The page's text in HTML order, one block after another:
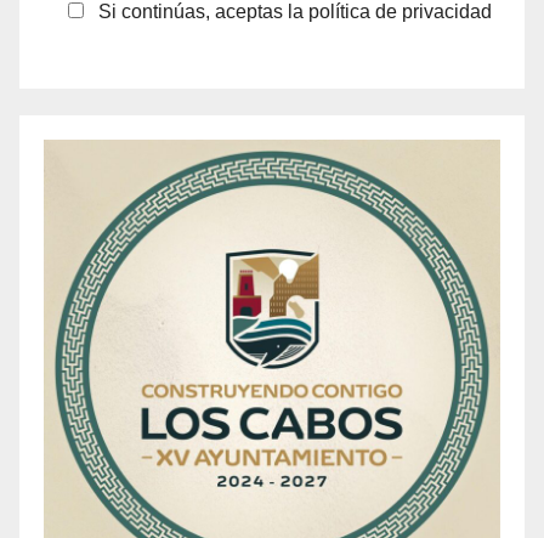
Si continúas, aceptas la política de privacidad